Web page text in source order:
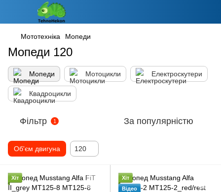
Мототехніка Мопеди
Мопеди 120
Мопеди Мотоцикли Електроскутери
Квадроцикли
Фільтр 1 За популярністю
Об'єм двигуна 120
Хіт
Хіт
Відео